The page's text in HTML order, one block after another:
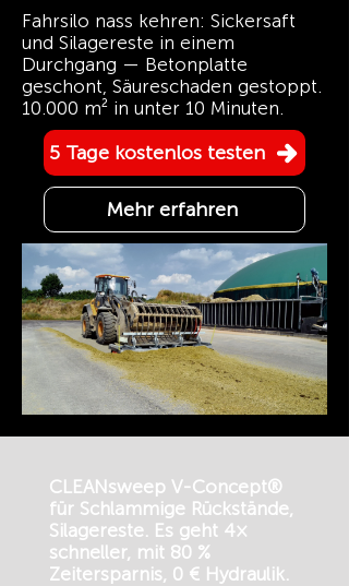
Fahrsilo nass kehren: Sickersaft
und Silagereste in einem
Durchgang — Betonplatte
geschont, Säureschaden gestoppt.
10.000 m² in unter 10 Minuten.
5 Tage kostenlos testen
Mehr erfahren
CLEANsweep V-Concept®
für Schlammige Rückstände,
Silagereste. Es geht 4×
schneller, mit 80 %
Zeitersparnis, 0 € Hydraulik.